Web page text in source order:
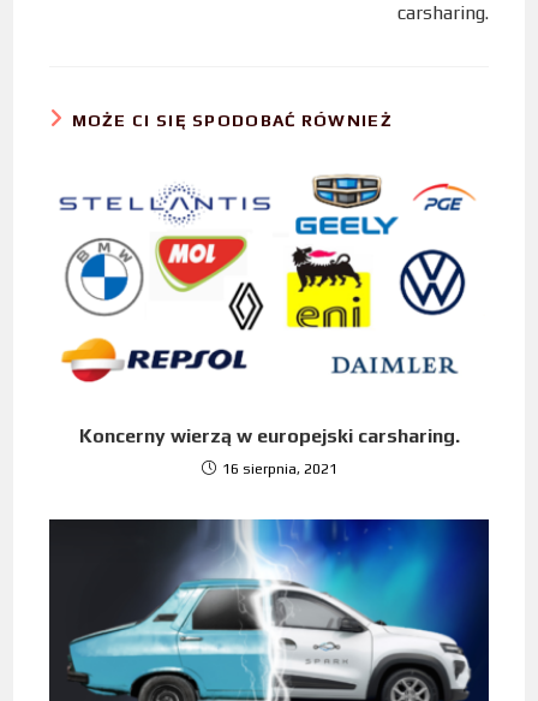
carsharing.
MOŻE CI SIĘ SPODOBAĆ RÓWNIEŻ
Koncerny wierzą w europejski carsharing.
16 sierpnia, 2021